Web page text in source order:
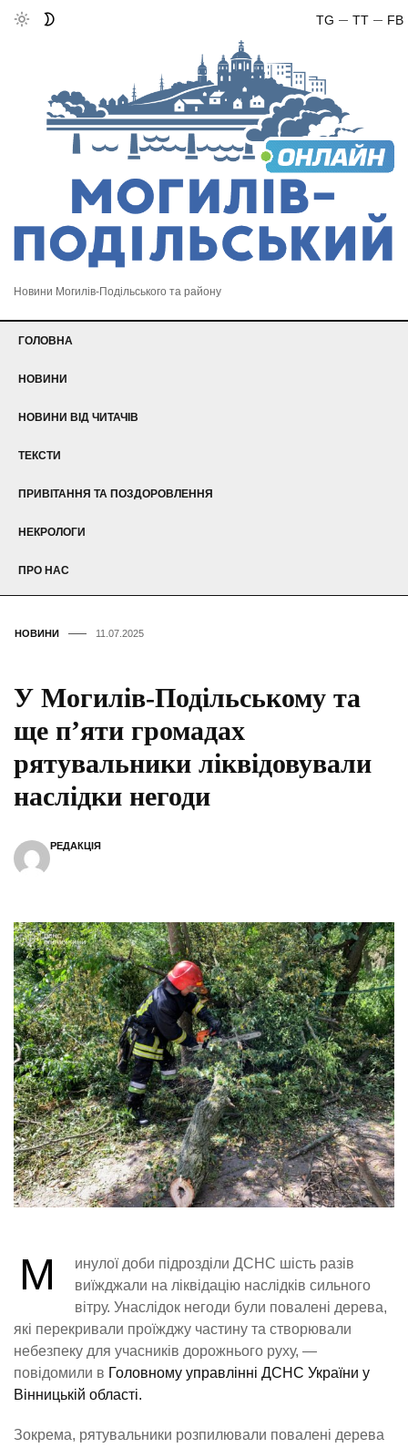
FB
TT
TG
Новини Могилів-Подільського та району
ГОЛОВНА
НОВИНИ
НОВИНИ ВІД ЧИТАЧІВ
ТЕКСТИ
ПРИВІТАННЯ ТА ПОЗДОРОВЛЕННЯ
НЕКРОЛОГИ
ПРО НАС
НОВИНИ 11.07.2025
У Могилів-Подільському та
ще п’яти громадах
рятувальники ліквідовували
наслідки негоди
РЕДАКЦІЯ
М
инулої доби підрозділи ДСНС шість разів
виїжджали на ліквідацію наслідків сильного
вітру. Унаслідок негоди були повалені дерева,
які перекривали проїжджу частину та створювали
небезпеку для учасників дорожнього руху, —
повідомили в Головному управлінні ДСНС України у
Вінницькій області.
Зокрема, рятувальники розпилювали повалені дерева